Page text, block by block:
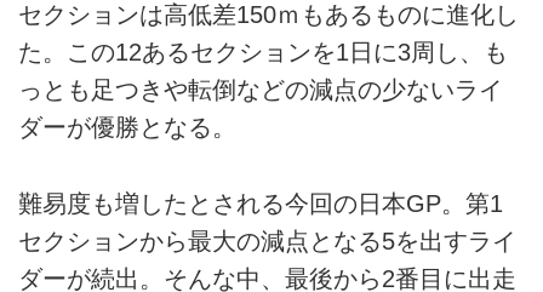
セクションは高低差150ｍもあるものに進化し
た。この12あるセクションを1日に3周し、も
っとも足つきや転倒などの減点の少ないライ
ダーが優勝となる。
難易度も増したとされる今回の日本GP。第1
セクションから最大の減点となる5を出すライ
ダーが続出。そんな中、最後から2番目に出走